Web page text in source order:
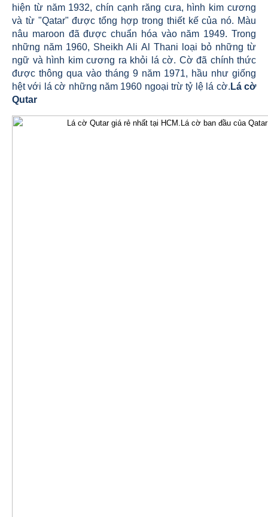
hiện từ năm 1932, chín cạnh răng cưa, hình kim cương
và từ "Qatar" được tổng hợp trong thiết kế của nó. Màu
nâu maroon đã được chuẩn hóa vào năm 1949. Trong
những năm 1960, Sheikh Ali Al Thani loại bỏ những từ
ngữ và hình kim cương ra khỏi lá cờ. Cờ đã chính thức
được thông qua vào tháng 9 năm 1971, hầu như giống
hệt với lá cờ những năm 1960 ngoại trừ tỷ lệ lá cờ. Lá cờ
Qutar